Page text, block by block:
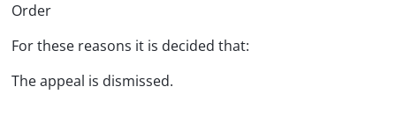
Order
For these reasons it is decided that:
The appeal is dismissed.